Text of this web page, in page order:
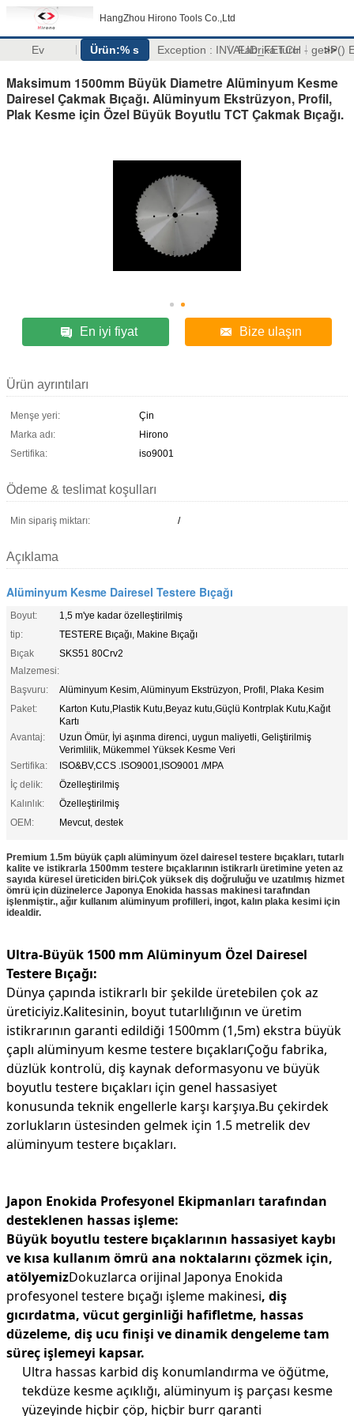
HangZhou Hirono Tools Co.,Ltd
Ev Ürün:% s Exception : INVALID_FETCH - getIP()
Fabrika turu >>
Maksimum 1500mm Büyük Diametre Alüminyum Kesme
Dairesel Çakmak Bıçağı. Alüminyum Ekstrüzyon, Profil,
Plak Kesme için Özel Büyük Boyutlu TCT Çakmak Bıçağı.
En iyi fiyat Bize ulaşın
Ürün ayrıntıları
Menşe yeri:
Çin
Marka adı:
Hirono
Sertifika:
iso9001
Ödeme & teslimat koşulları
Min sipariş miktarı: /
Açıklama
Alüminyum Kesme Dairesel Testere Bıçağı
Boyut:
1,5 m'ye kadar özelleştirilmiş
tip:
TESTERE Bıçağı, Makine Bıçağı
Bıçak
Malzemesi:
SKS51 80Crv2
Başvuru:
Alüminyum Kesim, Alüminyum Ekstrüzyon, Profil, Plaka Kesim
Paket:
Karton Kutu,Plastik Kutu,Beyaz kutu,Güçlü Kontrplak Kutu,Kağıt
Kartı
Avantaj:
Uzun Ömür, İyi aşınma direnci, uygun maliyetli, Geliştirilmiş
Verimlilik, Mükemmel Yüksek Kesme Veri
Sertifika:
ISO&BV,CCS .ISO9001,ISO9001 /MPA
İç delik:
Özelleştirilmiş
Kalınlık:
Özelleştirilmiş
OEM:
Mevcut, destek
Premium 1.5m büyük çaplı alüminyum özel dairesel testere bıçakları, tutarlı
kalite ve istikrarla 1500mm testere bıçaklarının istikrarlı üretimine yeten az
sayıda küresel üreticiden biri.Çok yüksek diş doğruluğu ve uzatılmış hizmet
ömrü için düzinelerce Japonya Enokida hassas makinesi tarafından
işlenmiştir., ağır kullanım alüminyum profilleri, ingot, kalın plaka kesimi için
idealdir.
Ultra-Büyük 1500 mm Alüminyum Özel Dairesel
Testere Bıçağı:
Dünya çapında istikrarlı bir şekilde üretebilen çok az
üreticiyiz.Kalitesinin, boyut tutarlılığının ve üretim
istikrarının garanti edildiği 1500mm (1,5m) ekstra büyük
çaplı alüminyum kesme testere bıçaklarıÇoğu fabrika,
düzlük kontrolü, diş kaynak deformasyonu ve büyük
boyutlu testere bıçakları için genel hassasiyet
konusunda teknik engellerle karşı karşıya.Bu çekirdek
zorlukların üstesinden gelmek için 1.5 metrelik dev
alüminyum testere bıçakları.
Japon Enokida Profesyonel Ekipmanları tarafından
desteklenen hassas işleme:
Büyük boyutlu testere bıçaklarının hassasiyet kaybı
ve kısa kullanım ömrü ana noktalarını çözmek için,
atölyemizDokuzlarca orijinal Japonya Enokida
profesyonel testere bıçağı işleme makinesi, diş
gıcırdatma, vücut gerginliği hafifletme, hassas
düzeleme, diş ucu finişi ve dinamik dengeleme tam
süreç işlemeyi kapsar.
Ultra hassas karbid diş konumlandırma ve öğütme,
tekdüze kesme açıklığı, alüminyum iş parçası kesme
yüzeyinde hiçbir çöp, hiçbir burr garanti